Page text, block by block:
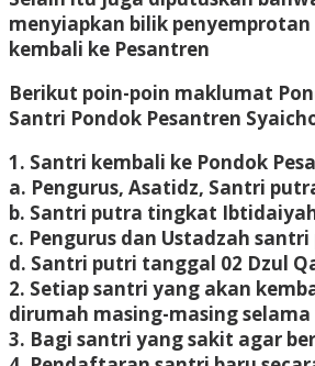
menyiapkan bilik
kembali ke Pesantren
Berikut poin-poin maklumat
Santri Pondok Pesantren
1. Santri kembali ke Pondok
a. Pengurus, Asatidz, Santri
b. Santri putra tingkat Ibtidaiyah
c. Pengurus dan Ustadzah
d. Santri putri tanggal 02 Dzul
2. Setiap santri yang akan
dirumah masing-masing
3. Bagi santri yang sakit agar